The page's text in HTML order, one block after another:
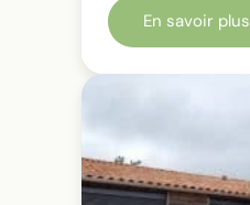
En savoir plus